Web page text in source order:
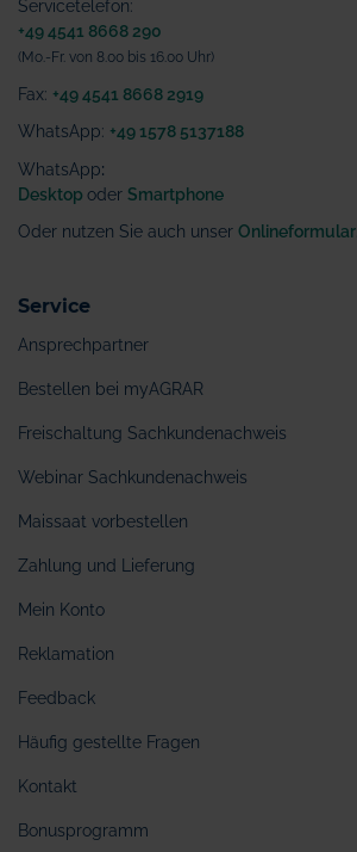
Servicetelefon:
+49 4541 8668 290
(Mo.-Fr. von 8.00 bis 16.00 Uhr)
Fax: +49 4541 8668 2919
WhatsApp: +49 1578 5137188
WhatsApp:
Desktop oder Smartphone
Oder nutzen Sie auch unser Onlineformular
Service
Ansprechpartner
Bestellen bei myAGRAR
Freischaltung Sachkundenachweis
Webinar Sachkundenachweis
Maissaat vorbestellen
Zahlung und Lieferung
Mein Konto
Reklamation
Feedback
Häufig gestellte Fragen
Kontakt
Bonusprogramm